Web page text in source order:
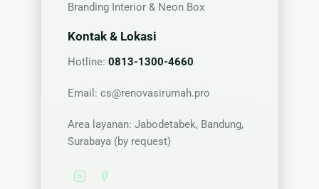
Branding Interior & Neon Box
Kontak & Lokasi
Hotline:0813-1300-4660
Email:cs@renovasirumah.pro
Area layanan: Jabodetabek, Bandung,
Surabaya (by request)